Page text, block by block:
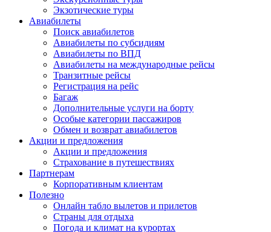
Экзотические туры
Авиабилеты
Поиск авиабилетов
Авиабилеты по субсидиям
Авиабилеты по ВПД
Авиабилеты на международные рейсы
Транзитные рейсы
Регистрация на рейс
Багаж
Дополнительные услуги на борту
Особые категории пассажиров
Обмен и возврат авиабилетов
Акции и предложения
Акции и предложения
Страхование в путешествиях
Партнерам
Корпоративным клиентам
Полезно
Онлайн табло вылетов и прилетов
Страны для отдыха
Погода и климат на курортах